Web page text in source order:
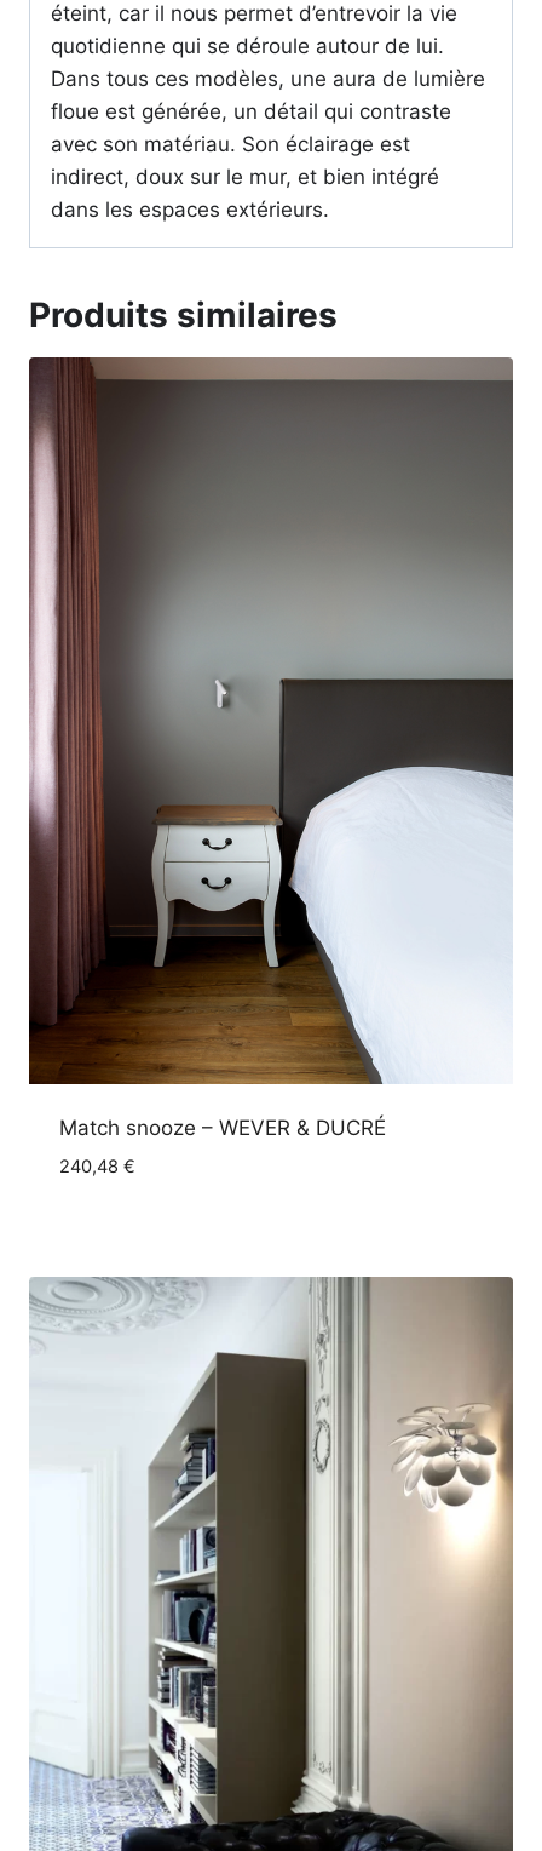
éteint, car il nous permet d’entrevoir la vie
quotidienne qui se déroule autour de lui.
Dans tous ces modèles, une aura de lumière
floue est générée, un détail qui contraste
avec son matériau. Son éclairage est
indirect, doux sur le mur, et bien intégré
dans les espaces extérieurs.
Produits similaires
Match snooze – WEVER & DUCRÉ
240,48 €